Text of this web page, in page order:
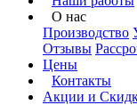
О нас
Производство
Отзывы
Цены
Контакты
Акции и